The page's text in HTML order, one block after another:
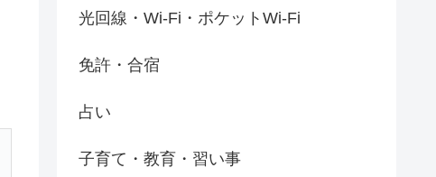
光回線・Wi-Fi・ポケットWi-Fi
免許・合宿
占い
子育て・教育・習い事